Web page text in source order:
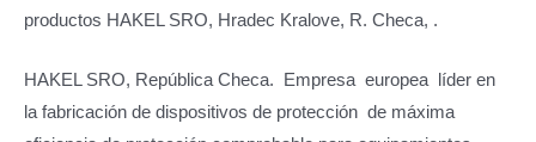
productos HAKEL SRO, Hradec Kralove, R. Checa, .
HAKEL SRO, República Checa. Empresa europea líder en
la fabricación de dispositivos de protección de máxima